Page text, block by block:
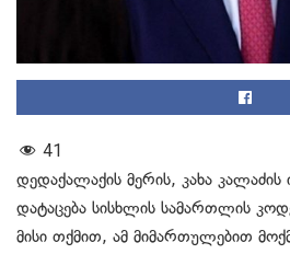
41
დედაქალაქის მერის, კახა კალაძის
დატაცება სისხლის სამართლის
მისი თქმით, ამ მიმართულებით